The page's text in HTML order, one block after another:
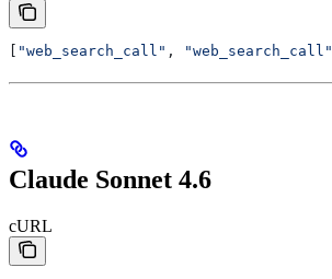
"web_search_call" , "web_search_call"
Claude Sonnet 4.6
cURL